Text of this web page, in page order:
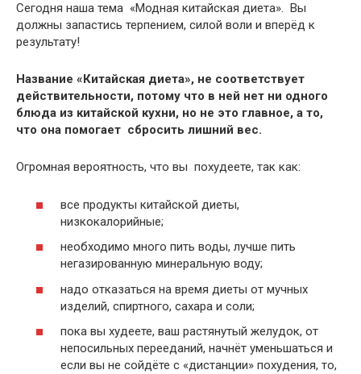
Сегодня наша тема «Модная китайская диета». Вы
должны запастись терпением, силой воли и вперёд к
результату!
Название «Китайская диета», не соответствует
действительности, потому что в ней нет ни одного
блюда из китайской кухни, но не это главное, а то,
что она помогает сбросить лишний вес.
Огромная вероятность, что вы похудеете, так как:
все продукты китайской диеты,
низкокалорийные;
необходимо много пить воды, лучше пить
негазированную минеральную воду;
надо отказаться на время диеты от мучных
изделий, спиртного, сахара и соли;
пока вы худеете, ваш растянутый желудок, от
непосильных перееданий, начнёт уменьшаться и
если вы не сойдёте с «дистанции» похудения, то,